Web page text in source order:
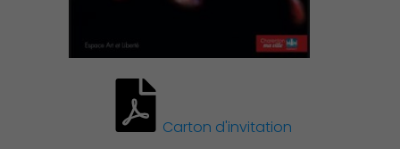
Carton d'invitation